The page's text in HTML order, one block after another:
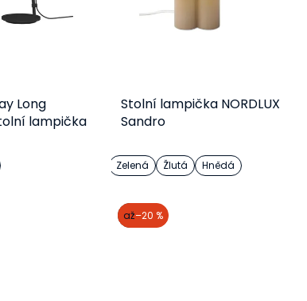
Long
lampička
Stolní lampička NORDLUX
Sandro
Zelená Žlutá Hnědá
akce
až–20 %